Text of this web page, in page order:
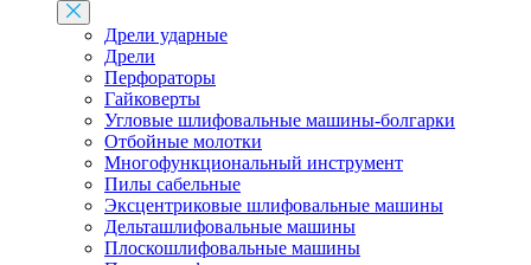
Дрели ударные
Дрели
Перфораторы
Гайковерты
Угловые шлифовальные машины-болгарки
Отбойные молотки
Многофункциональный инструмент
Пилы сабельные
Эксцентриковые шлифовальные машины
Дельташлифовальные машины
Плоскошлифовальные машины